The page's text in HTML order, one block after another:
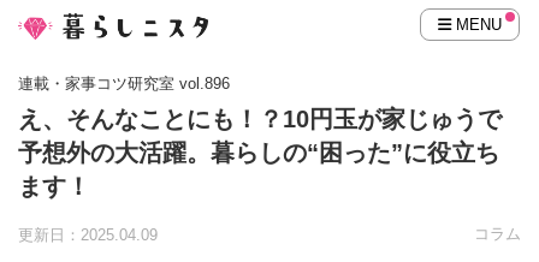
MENU
連載・家事コツ研究室 vol.896
え、そんなことにも！？10円玉が家じゅうで
予想外の大活躍。暮らしの“困った”に役立ち
ます！
更新日：2025.04.09 コラム